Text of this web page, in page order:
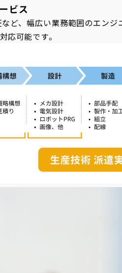
ビス
ど、幅広い業務範囲のエン
応可能です。